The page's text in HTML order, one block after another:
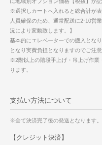
※選択しカートへ入れると総合計が表
人員確保のため、通常配送に2-10営
況により変動致します。】
基本的にエレベーターでの搬入とな
となり実費負担となりますのでご注意
※2階以上の階段手上げ・吊上げ作業
ります。
支払い方法について
※全て決済完了後の発送となります。
【クレジット決済】